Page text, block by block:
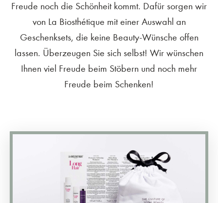
Freude noch die Schönheit kommt. Dafür sorgen wir
von La Biosthétique mit einer Auswahl an
Geschenksets, die keine Beauty-Wünsche offen
lassen. Überzeugen Sie sich selbst! Wir wünschen
Ihnen viel Freude beim Stöbern und noch mehr
Freude beim Schenken!